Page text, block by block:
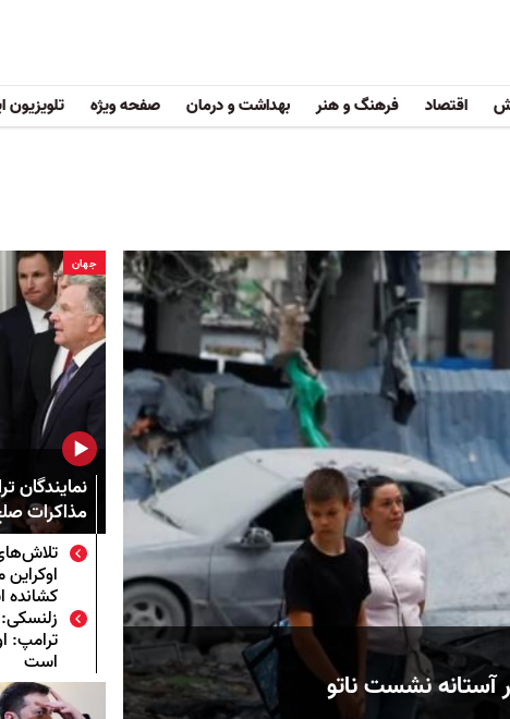
اقتصاد فرهنگ و هنر بهداشت و درمان صفحه ویژه تلویزیون
آستانه نشست ناتو
جهان
نمایندگان
مذاکرات
ترامپ:
است